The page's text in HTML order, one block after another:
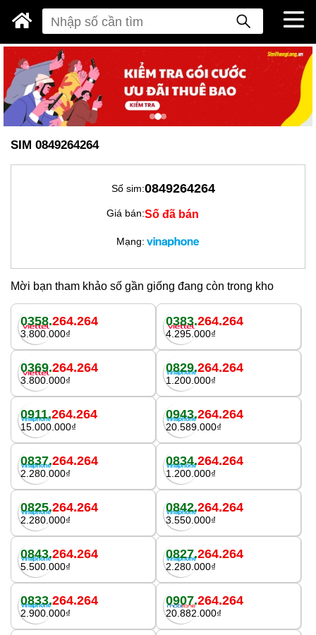
SIM 0849264264
Số sim:0849264264
Giá bán:Số đã bán
Mạng:
Mời bạn tham khảo số gần giống đang còn trong kho
0358.264.264
3.800.000₫
0383.264.264
4.295.000₫
0369.264.264
3.800.000₫
0829.264.264
1.200.000₫
0911.264.264
15.000.000₫
0943.264.264
20.589.000₫
0837.264.264
2.280.000₫
0834.264.264
1.200.000₫
0825.264.264
2.280.000₫
0842.264.264
3.550.000₫
0843.264.264
5.500.000₫
0827.264.264
2.280.000₫
0833.264.264
2.900.000₫
0907.264.264
20.882.000₫